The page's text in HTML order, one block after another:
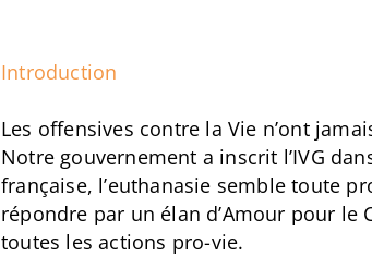
Introduction
Les offensives contre la Vie n’ont
Notre gouvernement a inscrit l’IVG
française, l’euthanasie semble toute
répondre par un élan d’Amour pour le
toutes les actions pro-vie.